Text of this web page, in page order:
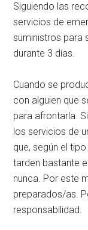
Siguiendo las
servicios de
suministros para
durante 3 días.
Cuando se
con alguien que
para afrontarla.
los servicios de
que, según el
tarden bastante
nunca. Por este
preparados/as.
responsabilidad.